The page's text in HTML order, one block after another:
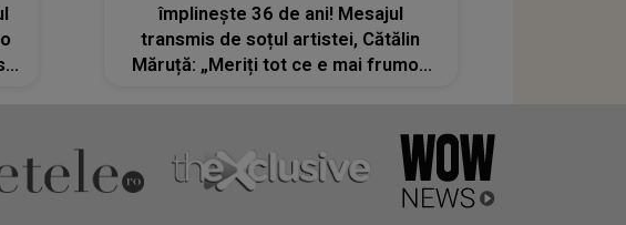
împlinește 36 de ani! Mesajul
transmis de soțul artistei, Cătălin
Măruță: „Meriți tot ce e mai frumos